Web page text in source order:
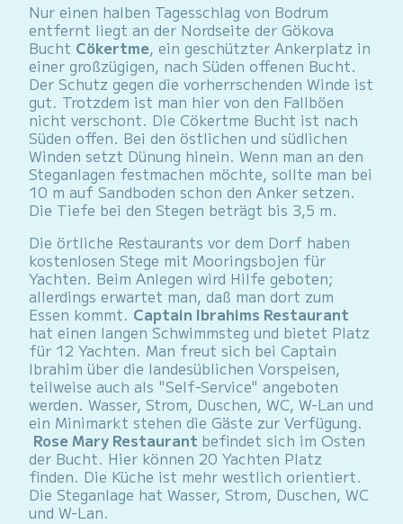
Nur einen halben Tagesschlag von Bodrum
entfernt liegt an der Nordseite der Gökova
Bucht Cökertme, ein geschützter Ankerplatz in
einer großzügigen, nach Süden offenen Bucht.
Der Schutz gegen die vorherrschenden Winde ist
gut. Trotzdem ist man hier von den Fallböen
nicht verschont. Die Cökertme Bucht ist nach
Süden offen. Bei den östlichen und südlichen
Winden setzt Dünung hinein. Wenn man an den
Steganlagen festmachen möchte, sollte man bei
10 m auf Sandboden schon den Anker setzen.
Die Tiefe bei den Stegen beträgt bis 3,5 m.
Die örtliche Restaurants vor dem Dorf haben
kostenlosen Stege mit Mooringsbojen für
Yachten. Beim Anlegen wird Hilfe geboten;
allerdings erwartet man, daß man dort zum
Essen kommt. Captain Ibrahims Restaurant
hat einen langen Schwimmsteg und bietet Platz
für 12 Yachten. Man freut sich bei Captain
Ibrahim über die landesüblichen Vorspeisen,
teilweise auch als "Self-Service" angeboten
werden. Wasser, Strom, Duschen, WC, W-Lan und
ein Minimarkt stehen die Gäste zur Verfügung.
Rose Mary Restaurant befindet sich im Osten
der Bucht. Hier können 20 Yachten Platz
finden. Die Küche ist mehr westlich orientiert.
Die Steganlage hat Wasser, Strom, Duschen, WC
und W-Lan.